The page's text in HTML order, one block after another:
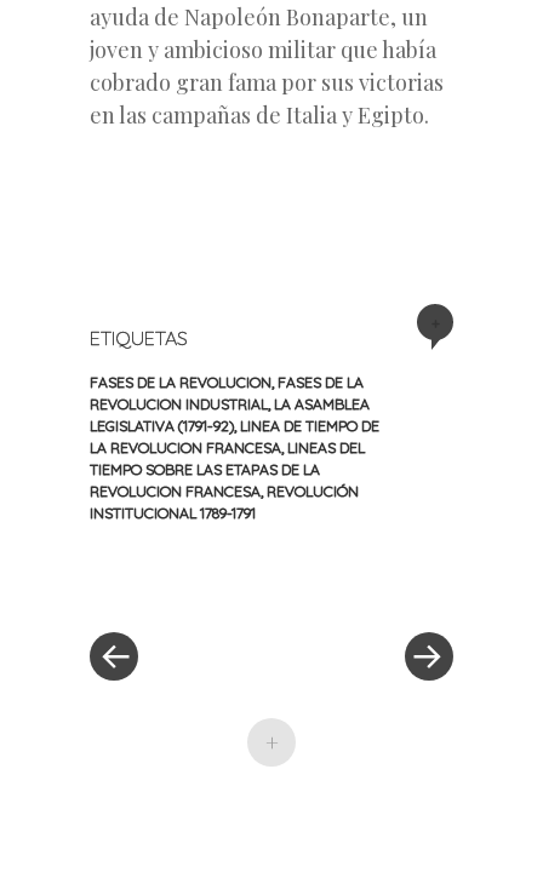
ayuda de Napoleón Bonaparte, un
joven y ambicioso militar que había
cobrado gran fama por sus victorias
en las campañas de Italia y Egipto.
ETIQUETAS
FASES DE LA REVOLUCION FASES DE LA
REVOLUCION INDUSTRIAL LA ASAMBLEA
LEGISLATIVA (1791-92), LINEA DE TIEMPO DE
LA REVOLUCION FRANCESA LINEAS DEL
TIEMPO SOBRE LAS ETAPAS DE LA
REVOLUCION FRANCESA REVOLUCIÓN
INSTITUCIONAL 1789-1791
entradas
+